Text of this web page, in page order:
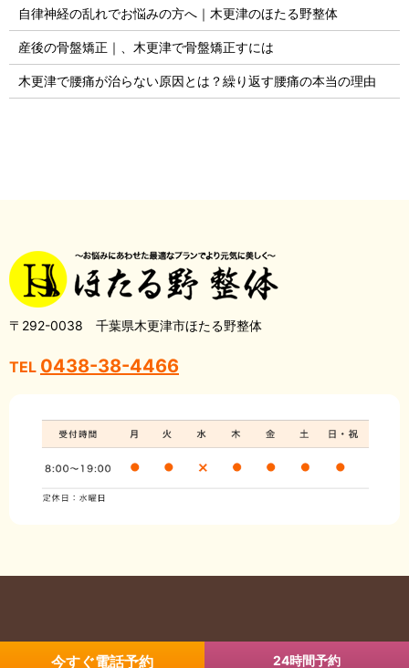
自律神経の乱れでお悩みの方へ｜木更津のほたる野整体
産後の骨盤矯正｜、木更津で骨盤矯正すには
木更津で腰痛が治らない原因とは？繰り返す腰痛の本当の理由
〒292-0038 千葉県木更津市ほたる野整体
TEL 0438-38-4466
今すぐ電話予約 24時間予約